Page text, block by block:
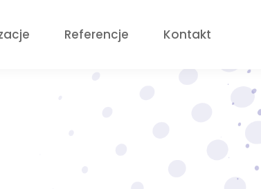
Referencje Kontakt